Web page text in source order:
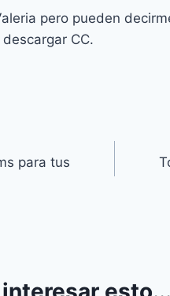
pero pueden
CC.
para tus